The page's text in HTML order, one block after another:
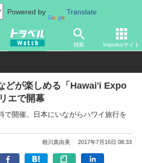
Powered by Translate
検索 Impressサイト
海外旅行 ハワイ
どが楽しめる「Hawai'i Expo
エで開幕
で開催。日本にいながらハワイ旅行を
相川真由美 2017年7月16日 08:33